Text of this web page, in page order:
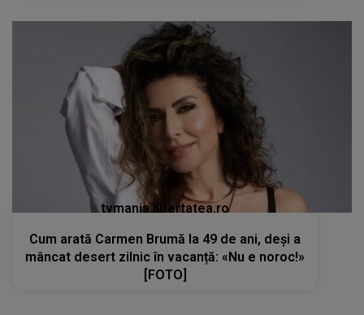
tvmania.libertatea.ro
Cum arată Carmen Brumă la 49 de ani, deși a
mâncat desert zilnic în vacanță: «Nu e noroc!»
[FOTO]